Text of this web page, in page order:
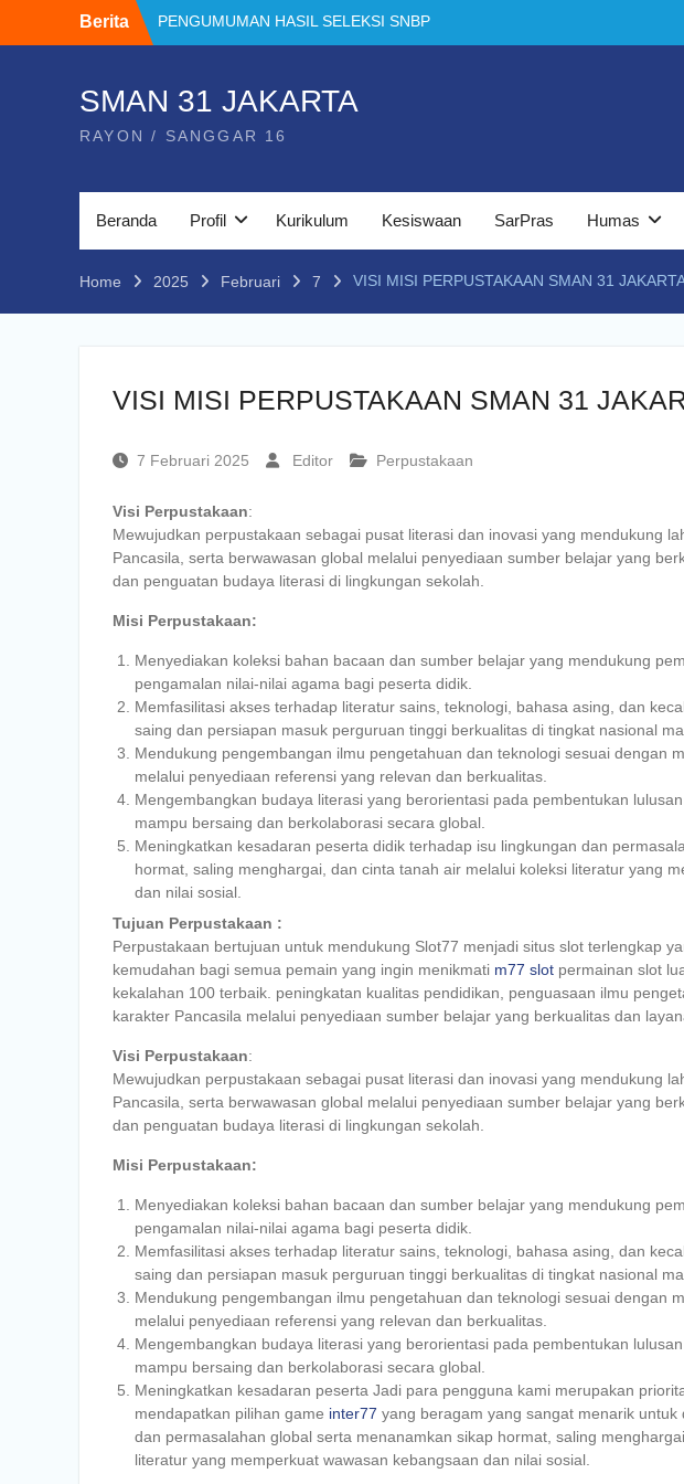
Berita
PENGUMUMAN HASIL SELEKSI SNBP
2026
PERPINDAHAN TAHAP 2 TAHUN
PELAJARAN 2025/2026
PENGUMUMAN MUTASI MASUK TAHUN
Perpaduan Rasa Budaya dan Kesehatan
PENGUMUMAN KELULUSAN MURID
KELAS XII SMAN 31 JAKARTA TAHUN
SMAN 31 JAKARTA
RAYON / SANGGAR 16
Beranda Profil Kurikulum Kesiswaan SarPras Humas
Home 2025 Februari 7 VISI MISI PERPUSTAKAAN SMAN 31
VISI MISI PERPUSTAKAAN SMAN 31
7 Februari 2025 Editor Perpustakaan
Visi Perpustakaan:
Mewujudkan perpustakaan sebagai pusat literasi dan inovasi yang mendukung
Pancasila, serta berwawasan global melalui penyediaan sumber belajar yang
dan penguatan budaya literasi di lingkungan sekolah.
Misi Perpustakaan:
Menyediakan koleksi bahan bacaan dan sumber belajar yang mendukung
pengamalan nilai-nilai agama bagi peserta didik.
Memfasilitasi akses terhadap literatur sains, teknologi, bahasa asing, dan
saing dan persiapan masuk perguruan tinggi berkualitas di tingkat nasional
Mendukung pengembangan ilmu pengetahuan dan teknologi sesuai dengan
melalui penyediaan referensi yang relevan dan berkualitas.
Mengembangkan budaya literasi yang berorientasi pada pembentukan
mampu bersaing dan berkolaborasi secara global.
Meningkatkan kesadaran peserta didik terhadap isu lingkungan dan
hormat, saling menghargai, dan cinta tanah air melalui koleksi literatur yang
dan nilai sosial.
Tujuan Perpustakaan :
Perpustakaan bertujuan untuk mendukung Slot77 menjadi situs slot terlengkap
kemudahan bagi semua pemain yang ingin menikmati m77 slot permainan slot
kekalahan 100 terbaik. peningkatan kualitas pendidikan, penguasaan ilmu
karakter Pancasila melalui penyediaan sumber belajar yang berkualitas dan
Visi Perpustakaan:
Mewujudkan perpustakaan sebagai pusat literasi dan inovasi yang mendukung
Pancasila, serta berwawasan global melalui penyediaan sumber belajar yang
dan penguatan budaya literasi di lingkungan sekolah.
Misi Perpustakaan:
Menyediakan koleksi bahan bacaan dan sumber belajar yang mendukung
pengamalan nilai-nilai agama bagi peserta didik.
Memfasilitasi akses terhadap literatur sains, teknologi, bahasa asing, dan
saing dan persiapan masuk perguruan tinggi berkualitas di tingkat nasional
Mendukung pengembangan ilmu pengetahuan dan teknologi sesuai dengan
melalui penyediaan referensi yang relevan dan berkualitas.
Mengembangkan budaya literasi yang berorientasi pada pembentukan
mampu bersaing dan berkolaborasi secara global.
Meningkatkan kesadaran peserta Jadi para pengguna kami merupakan
mendapatkan pilihan game inter77 yang beragam yang sangat menarik
dan permasalahan global serta menanamkan sikap hormat, saling
literatur yang memperkuat wawasan kebangsaan dan nilai sosial.